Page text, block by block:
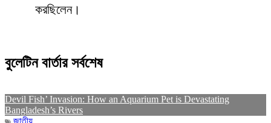
করছিলেন।
বুলেটিন বার্তার সর্বশেষ
Devil Fish’ Invasion: How an Aquarium Pet is Devastating
Bangladesh’s Rivers